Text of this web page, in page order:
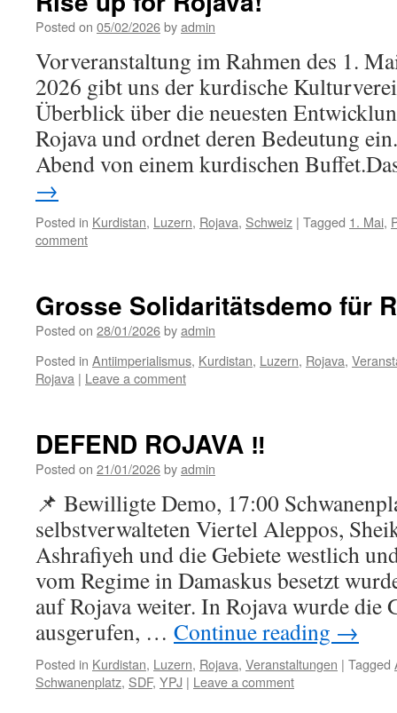
Posted on 05/02/2026byadmin
Vorveranstaltung im Rahmen des 1.
2026 gibt uns der kurdische
Überblick über die neuesten
Rojava und ordnet deren Bedeutung
Abend von einem kurdischen
→
Posted in Kurdistan, Luzern, Rojava, Schweiz | Tagged 1. Mai,
comment
Grosse Solidaritätsdemo für
Posted on 28/01/2026byadmin
Posted in Antiimperialismus, Kurdistan, Luzern, Rojava,
Rojava | Leave a comment
DEFEND ROJAVA ‼️
Posted on 21/01/2026byadmin
📌 Bewilligte Demo, 17:00
selbstverwalteten Viertel Aleppos,
Ashrafiyeh und die Gebiete westlich
vom Regime in Damaskus besetzt
auf Rojava weiter. In Rojava wurde die
ausgerufen, … Continue reading →
Posted in Kurdistan, Luzern, Rojava, Veranstaltungen | Tagged
Schwanenplatz, SDF, YPJ | Leave a comment